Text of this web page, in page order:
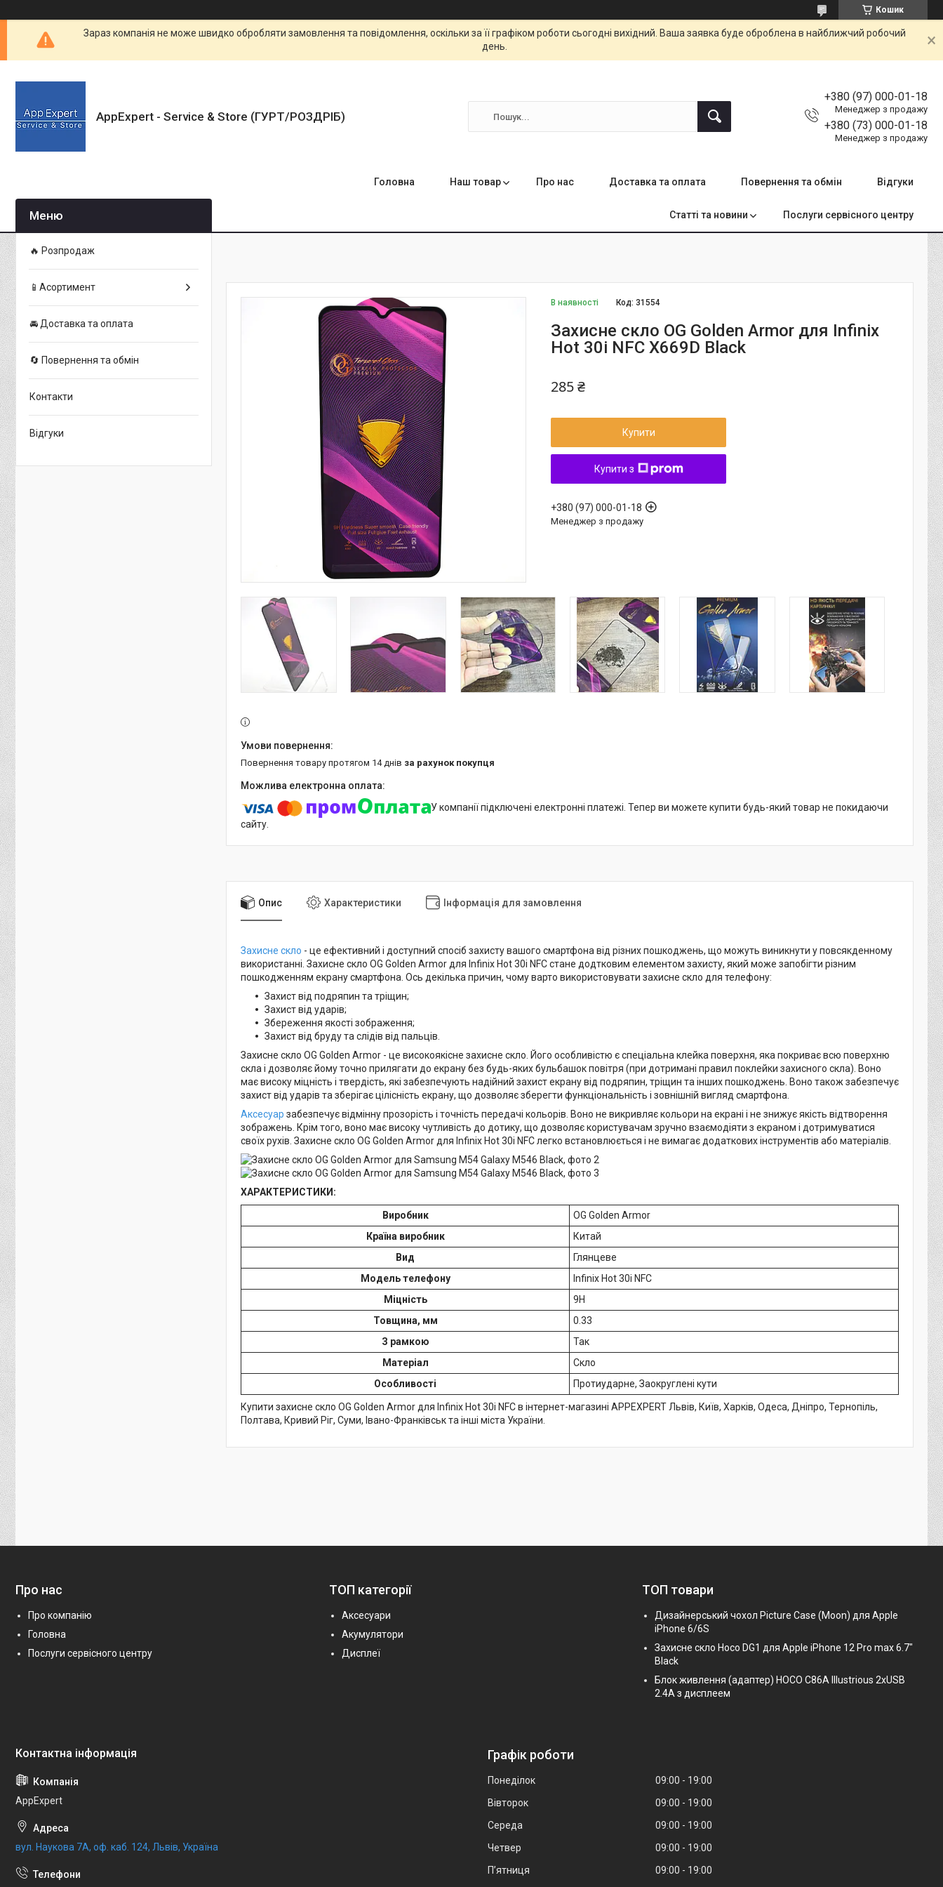
Кошик
Зараз компанія не може швидко обробляти замовлення та повідомлення, оскільки за її графіком роботи сьогодні вихідний. Ваша заявка буде оброблена в найближчий робочий
день.
AppExpert - Service & Store (ГУРТ/РОЗДРІБ)
+380 (97) 000-01-18
Менеджер з продажу
+380 (73) 000-01-18
Менеджер з продажу
Головна Наш товар Про нас Доставка та оплата Повернення та обмін Відгуки
Статті та новини Послуги сервісного центру
В наявності Код:31554
Захисне скло OG Golden Armor для Infinix
Hot 30i NFC X669D Black
285 ₴
Купити
Купити з
+380 (97) 000-01-18
Менеджер з продажу
повернення товару протягом 14 днів за рахунок покупця
У компанії підключені електронні платежі. Тепер ви можете купити будь-який товар не покидаючи
сайту.
Опис Характеристики Інформація для замовлення
Захисне скло - це ефективний і доступний спосіб захисту вашого смартфона від різних пошкоджень, що можуть виникнути у повсякденному
використанні. Захисне скло OG Golden Armor для Infinix Hot 30i NFC стане додтковим елементом захисту, який може запобігти різним
пошкодженням екрану смартфона. Ось декілька причин, чому варто використовувати захисне скло для телефону:
Захист від подряпин та тріщин;
Захист від ударів;
Збереження якості зображення;
Захист від бруду та слідів від пальців.
Захисне скло OG Golden Armor - це високоякісне захисне скло. Його особливістю є спеціальна клейка поверхня, яка покриває всю поверхню
скла і дозволяє йому точно прилягати до екрану без будь-яких бульбашок повітря (при дотримані правил поклейки захисного скла). Воно
має високу міцність і твердість, які забезпечують надійний захист екрану від подряпин, тріщин та інших пошкоджень. Воно також забезпечує
захист від ударів та зберігає цілісність екрану, що дозволяє зберегти функціональність і зовнішній вигляд смартфона.
Аксесуар забезпечує відмінну прозорість і точність передачі кольорів. Воно не викривляє кольори на екрані і не знижує якість відтворення
зображень. Крім того, воно має високу чутливість до дотику, що дозволяє користувачам зручно взаємодіяти з екраном і дотримуватися
своїх рухів. Захисне скло OG Golden Armor для Infinix Hot 30i NFC легко встановлюється і не вимагає додаткових інструментів або матеріалів.
ХАРАКТЕРИСТИКИ:
Виробник
OG Golden Armor
Країна виробник
Китай
Вид
Глянцеве
Модель телефону
Infinix Hot 30i NFC
Міцність
9H
Товщина, мм
0.33
З рамкою
Так
Матеріал
Скло
Особливості
Протиударне, Заокруглені кути
Купити захисне скло OG Golden Armor для Infinix Hot 30i NFC в інтернет-магазині APPEXPERT Львів, Київ, Харків, Одеса, Дніпро, Тернопіль,
Полтава, Кривий Ріг, Суми, Івано-Франківськ та інші міста України.
🔥 Розпродаж
📱Асортимент
🚘 Доставка та оплата
🔄 Повернення та обмін
Контакти
Відгуки
Про нас
Про компанію
Головна
Послуги сервісного центру
ТОП категорії
Аксесуари
Акумулятори
Дисплеї
ТОП товари
Дизайнерський чохол Picture Case (Moon) для Apple
iPhone 6/6S
Захисне скло Hoco DG1 для Apple iPhone 12 Pro max 6.7"
Black
Блок живлення (адаптер) HOCO C86A Illustrious 2xUSB
2.4A з дисплеем
AppExpert
вул. Наукова 7А, оф. каб. 124, Львів, Україна
Графік роботи
Понеділок 09:00
19:00
Вівторок
09:00
19:00
Середа
09:00
19:00
Четвер
09:00
19:00
Пʼятниця
09:00
19:00